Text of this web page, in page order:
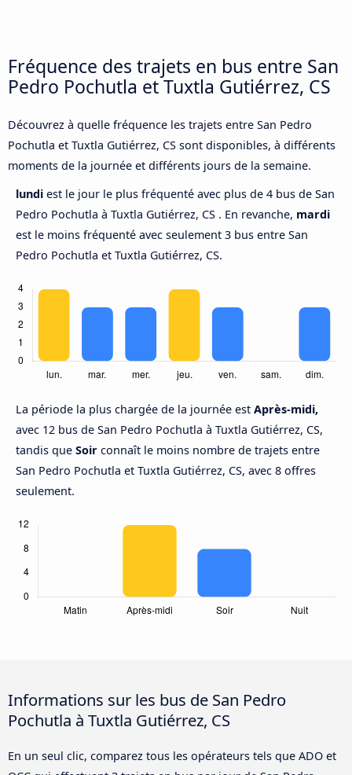
Fréquence des trajets en bus entre San
Pedro Pochutla et Tuxtla Gutiérrez, CS
Découvrez à quelle fréquence les trajets entre San Pedro
Pochutla et Tuxtla Gutiérrez, CS sont disponibles, à différents
moments de la journée et différents jours de la semaine.
lundi est le jour le plus fréquenté avec plus de 4 bus de San
Pedro Pochutla à Tuxtla Gutiérrez, CS . En revanche, mardi
est le moins fréquenté avec seulement 3 bus entre San
Pedro Pochutla et Tuxtla Gutiérrez, CS.
La période la plus chargée de la journée est Après-midi,
avec 12 bus de San Pedro Pochutla à Tuxtla Gutiérrez, CS,
tandis que Soir connaît le moins nombre de trajets entre
San Pedro Pochutla et Tuxtla Gutiérrez, CS, avec 8 offres
seulement.
Informations sur les bus de San Pedro
Pochutla à Tuxtla Gutiérrez, CS
En un seul clic, comparez tous les opérateurs tels que ADO et